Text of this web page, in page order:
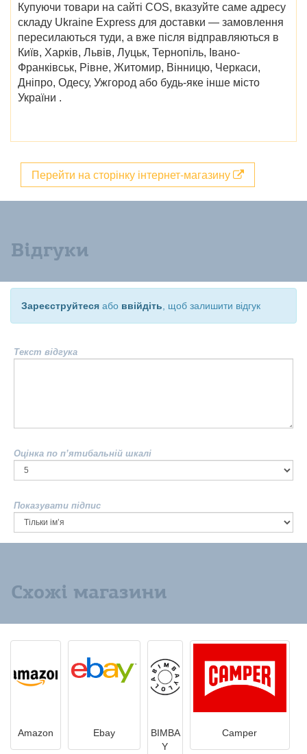
Купуючи товари на сайті COS, вказуйте саме адресу
складу Ukraine Express для доставки — замовлення
пересилаються туди, а вже після відправляються в
Київ, Харків, Львів, Луцьк, Тернопіль, Івано-
Франківськ, Рівне, Житомир, Вінницю, Черкаси,
Дніпро, Одесу, Ужгород або будь-яке інше місто
України .
Перейти на сторінку інтернет-магазину
Відгуки
Зареєструйтеся або ввійдіть , щоб залишити відгук
Текст відгука
Оцінка по п’ятибальній шкалі
Показувати підпис
Схожі магазини
Amazon Ebay
BIMBA
Y
Camper